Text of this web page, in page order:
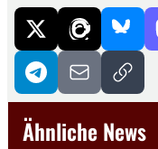
Ähnliche News